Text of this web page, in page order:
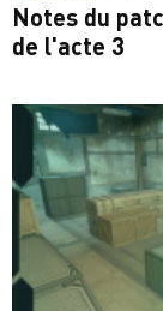
Notes du
de l'acte 3